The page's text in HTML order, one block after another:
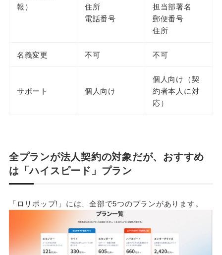
報）
住所
電話番号
担当部署名
郵便番号
住所
名義変更 不可 不可
サポート 個人向け
個人向け（契
約者本人に対
応）
全プランが法人契約の対象だが、おすすめ
は「ハイスピード」プラン
「ロリポップ!」には、全部で5つのプランがあります。